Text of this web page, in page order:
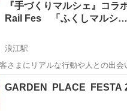
『手づくりマルシェ』コ
Rail Fes 「ふくしマルシ…
浪江駅
さまにリアルな行動や人との出会
だきたく全国のお客さまに福島の
鉄道の日イベント」を実施いたし
のコラボ企画...
GARDEN PLACE FESTA